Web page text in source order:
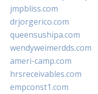
jmpbliss.com
drjorgerico.com
queensushipa.com
wendyweimerdds.com
ameri-camp.com
hrsreceivables.com
empconst1.com